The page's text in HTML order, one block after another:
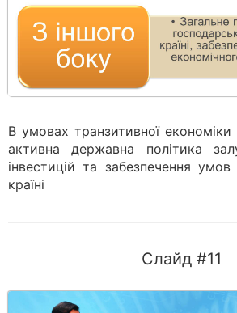
В умовах транзитивної економіки
активна державна політика
інвестицій та забезпечення
країні
Слайд #11